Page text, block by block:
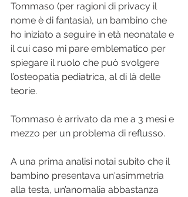
Tommaso (per ragioni di privacy il
nome è di fantasia), un bambino che
ho iniziato a seguire in età neonatale e
il cui caso mi pare emblematico per
spiegare il ruolo che può svolgere
l’osteopatia pediatrica, al di là delle
teorie.
Tommaso è arrivato da me a 3 mesi e
mezzo per un problema di reflusso.
A una prima analisi notai subito che il
bambino presentava un'asimmetria
alla testa, un’anomalia abbastanza